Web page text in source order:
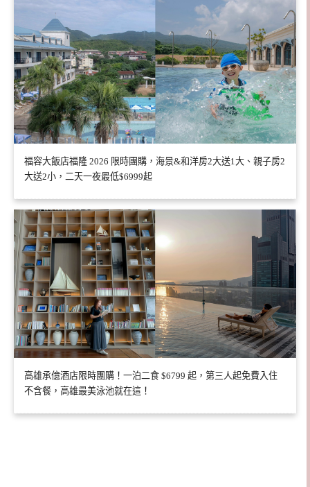
福容大飯店福隆 2026 限時團購，海景&和洋房2大送1大、親子房2
大送2小，二天一夜最低$6999起
高雄承億酒店限時團購！一泊二食 $6799 起，第三人起免費入住
不含餐，高雄最美泳池就在這！